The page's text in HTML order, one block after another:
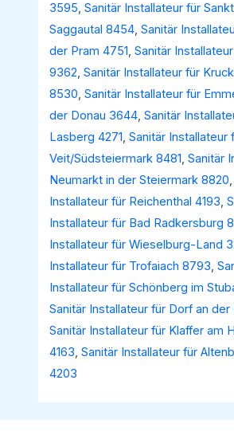
3595,Sanitär Installateur für
Saggautal 8454,Sanitär
der Pram 4751,Sanitär
9362,Sanitär Installateur für
8530,Sanitär Installateur für
der Donau 3644,Sanitär
Lasberg 4271,Sanitär Installateur
Veit/Südsteiermark 8481,Sanitär
Neumarkt in der Steiermark 8820
Installateur für Reichenthal 4193,
Installateur für Bad Radkersburg
Installateur für Wieselburg-Land
Installateur für Trofaiach 8793,
Installateur für Schönberg im
Sanitär Installateur für Dorf an der
Sanitär Installateur für Klaffer am
4163,Sanitär Installateur für
4203